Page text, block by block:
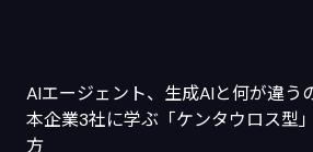
AIエージェント、生成AIと何が違
本企業3社に学ぶ「ケンタウロス型
方